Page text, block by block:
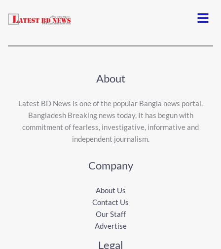
Menu
About
Latest BD News is one of the popular Bangla news portal.
Bangladesh Breaking news today, It has begun with
commitment of fearless, investigative, informative and
independent journalism.
Company
About Us
Contact Us
Our Staff
Advertise
Legal